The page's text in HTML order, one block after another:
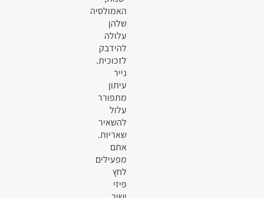
האמולסיה
שלהן
עלולה
להידבק
לזכוכית.
נייר
עיתון
מתפורר
עלול
להשאיר
שאריות.
אתם
מפעילים
לחץ
פיזי